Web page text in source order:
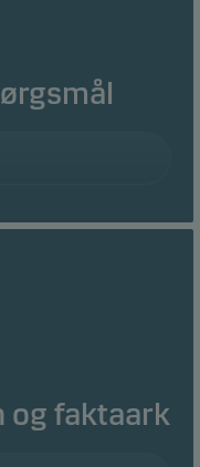
og faktaark